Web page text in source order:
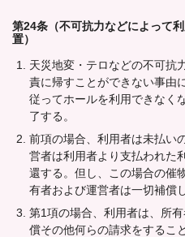
第24条（不可抗力などによって
置）
天災地変・テロなどの不可抗
責に帰すことができない事由
従ってホールを利用できなく
了する。
前項の場合、利用者は未払い
営者は利用者より支払われた
還する。但し、この場合の催
有者および運営者は一切補償
第1項の場合、利用者は、所
償その他何らの請求をするこ